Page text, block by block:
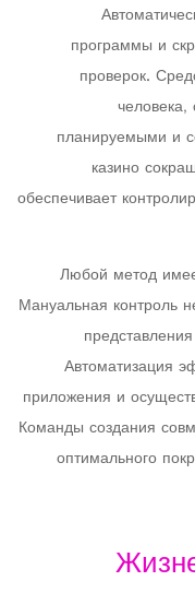
программы и
проверок.
планируемыми и
казино
обеспечивает
Любой метод
Мануальная контроль
Автоматизация
приложения и
Команды создания
оптимального